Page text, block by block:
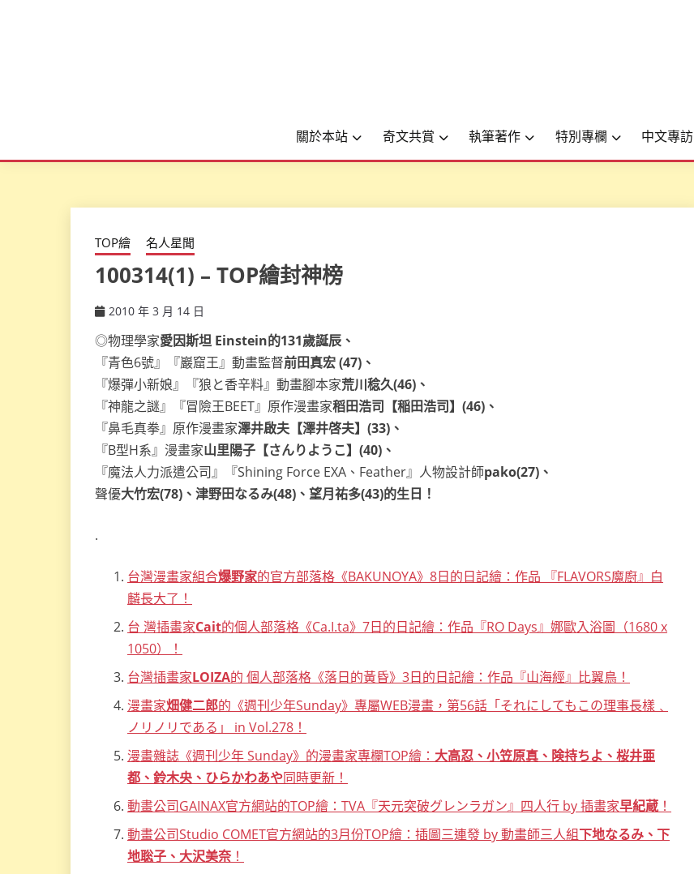
關於本站 奇文共賞 執筆著作 特別專欄 中文專訪
TOP繪 名人星聞
100314(1) – TOP繪封神榜
2010 年 3 月 14 日
◎物理學家愛因斯坦 Einstein的131歲誕辰、
『青色6號』『巖窟王』動畫監督前田真宏 (47)、
『爆彈小新娘』『狼と香辛料』動畫腳本家荒川稔久(46)、
『神龍之謎』『冒險王BEET』原作漫畫家稻田浩司【稲田浩司】(46)、
『鼻毛真拳』原作漫畫家澤井啟夫【澤井啓夫】(33)、
『B型H系』漫畫家山里陽子【さんりようこ】(40)、
『魔法人力派遣公司』『Shining Force EXA、Feather』人物設計師pako(27)、
聲優大竹宏(78)、津野田なるみ(48)、望月祐多(43)的生日！
.
台灣漫畫家組合爆野家的官方部落格《BAKUNOYA》8日的日記繪：作品 『FLAVORS魔廚』白
麟長大了！
台 灣插畫家Cait的個人部落格《Ca.I.ta》7日的日記繪：作品『RO Days』娜歐入浴圖（1680 x
1050）！
台灣插畫家LOIZA的 個人部落格《落日的黃昏》3日的日記繪：作品『山海經』比翼鳥！
漫畫家畑健二郎的《週刊少年Sunday》專屬WEB漫畫，第56話「それにしてもこの理事長樣﹑
ノリノリである」 in Vol.278！
漫畫雜誌《週刊少年 Sunday》的漫畫家專欄TOP繪： 大高忍、小笠原真、険持ちよ、桜井亜
都、鈴木央、ひらかわあや同時更新！
動畫公司GAINAX官方網站的TOP繪：TVA『天元突破グレンラガン』四人行 by 插畫家早紀蔵 ！
動畫公司Studio COMET官方網站的3月份TOP繪：插圖三連發 by 動畫師三人組下地なるみ、下
地聡子、大沢美奈！